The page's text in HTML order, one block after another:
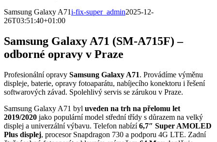
Samsung Galaxy A71i-fix-super_admin2025-12-
26T03:51:40+01:00
Samsung Galaxy A71 (SM-A715F) –
odborné opravy v Praze
Profesionální opravy Samsung Galaxy A71. Provádíme výměnu
displeje, baterie, opravy fotoaparátu, nabíjecího konektoru i řešení
softwarových závad. Spolehlivý servis se zárukou v Praze.
Samsung Galaxy A71 byl uveden na trh na přelomu let
2019/2020 jako populární model střední třídy s důrazem na velký
displej a univerzální výbavu. Telefon nabízí6,7″ Super AMOLED
Plus displej, procesor Snapdragon 730 a podporu 4G LTE. Zadní